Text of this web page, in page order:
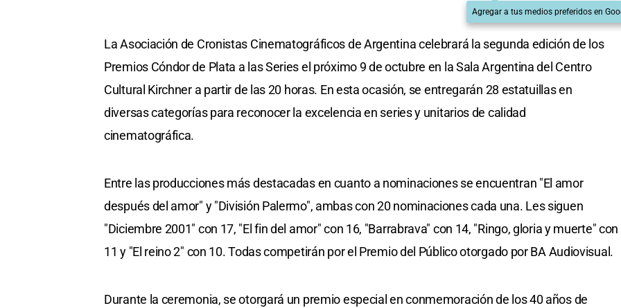
Agregar a tus medios preferidos en
La Asociación de Cronistas Cinematográficos de Argentina celebrará la segunda edición de los
Premios Cóndor de Plata a las Series el próximo 9 de octubre en la Sala Argentina del Centro
Cultural Kirchner a partir de las 20 horas. En esta ocasión, se entregarán 28 estatuillas en
diversas categorías para reconocer la excelencia en series y unitarios de calidad
cinematográfica.
Entre las producciones más destacadas en cuanto a nominaciones se encuentran "El amor
después del amor" y "División Palermo", ambas con 20 nominaciones cada una. Les siguen
"Diciembre 2001" con 17, "El fin del amor" con 16, "Barrabrava" con 14, "Ringo, gloria y muerte" con
11 y "El reino 2" con 10. Todas competirán por el Premio del Público otorgado por BA Audiovisual.
Durante la ceremonia, se otorgará un premio especial en conmemoración de los 40 años de